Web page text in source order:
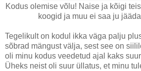
Kodus olemise võlu! Naise ja kõigi
koogid ja muu ei saa ju
Tegelikult on kodul ikka väga palju
sõbrad mängust välja, sest see on
oli minu kodus veedetud ajal kaks
Üheks neist oli suur üllatus, et minu